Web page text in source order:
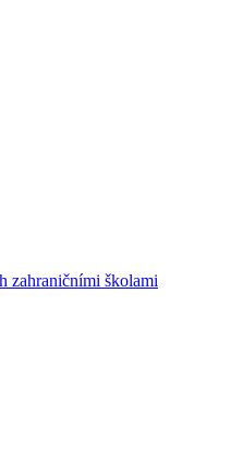
zahraničními školami